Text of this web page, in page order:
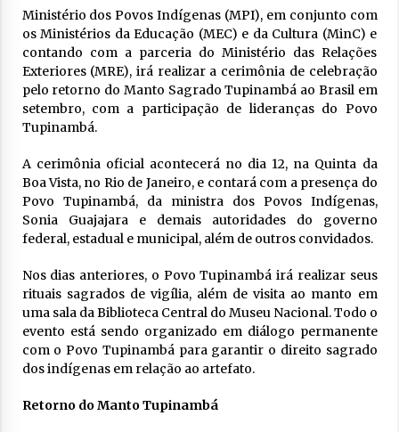
Ministério dos Povos Indígenas (MPI), em conjunto com
os Ministérios da Educação (MEC) e da Cultura (MinC) e
contando com a parceria do Ministério das Relações
Exteriores (MRE), irá realizar a cerimônia de celebração
pelo retorno do Manto Sagrado Tupinambá ao Brasil em
setembro, com a participação de lideranças do Povo
Tupinambá.
A cerimônia oficial acontecerá no dia 12, na Quinta da
Boa Vista, no Rio de Janeiro, e contará com a presença do
Povo Tupinambá, da ministra dos Povos Indígenas,
Sonia Guajajara e demais autoridades do governo
federal, estadual e municipal, além de outros convidados.
Nos dias anteriores, o Povo Tupinambá irá realizar seus
rituais sagrados de vigília, além de visita ao manto em
uma sala da Biblioteca Central do Museu Nacional. Todo o
evento está sendo organizado em diálogo permanente
com o Povo Tupinambá para garantir o direito sagrado
dos indígenas em relação ao artefato.
Retorno do Manto Tupinambá